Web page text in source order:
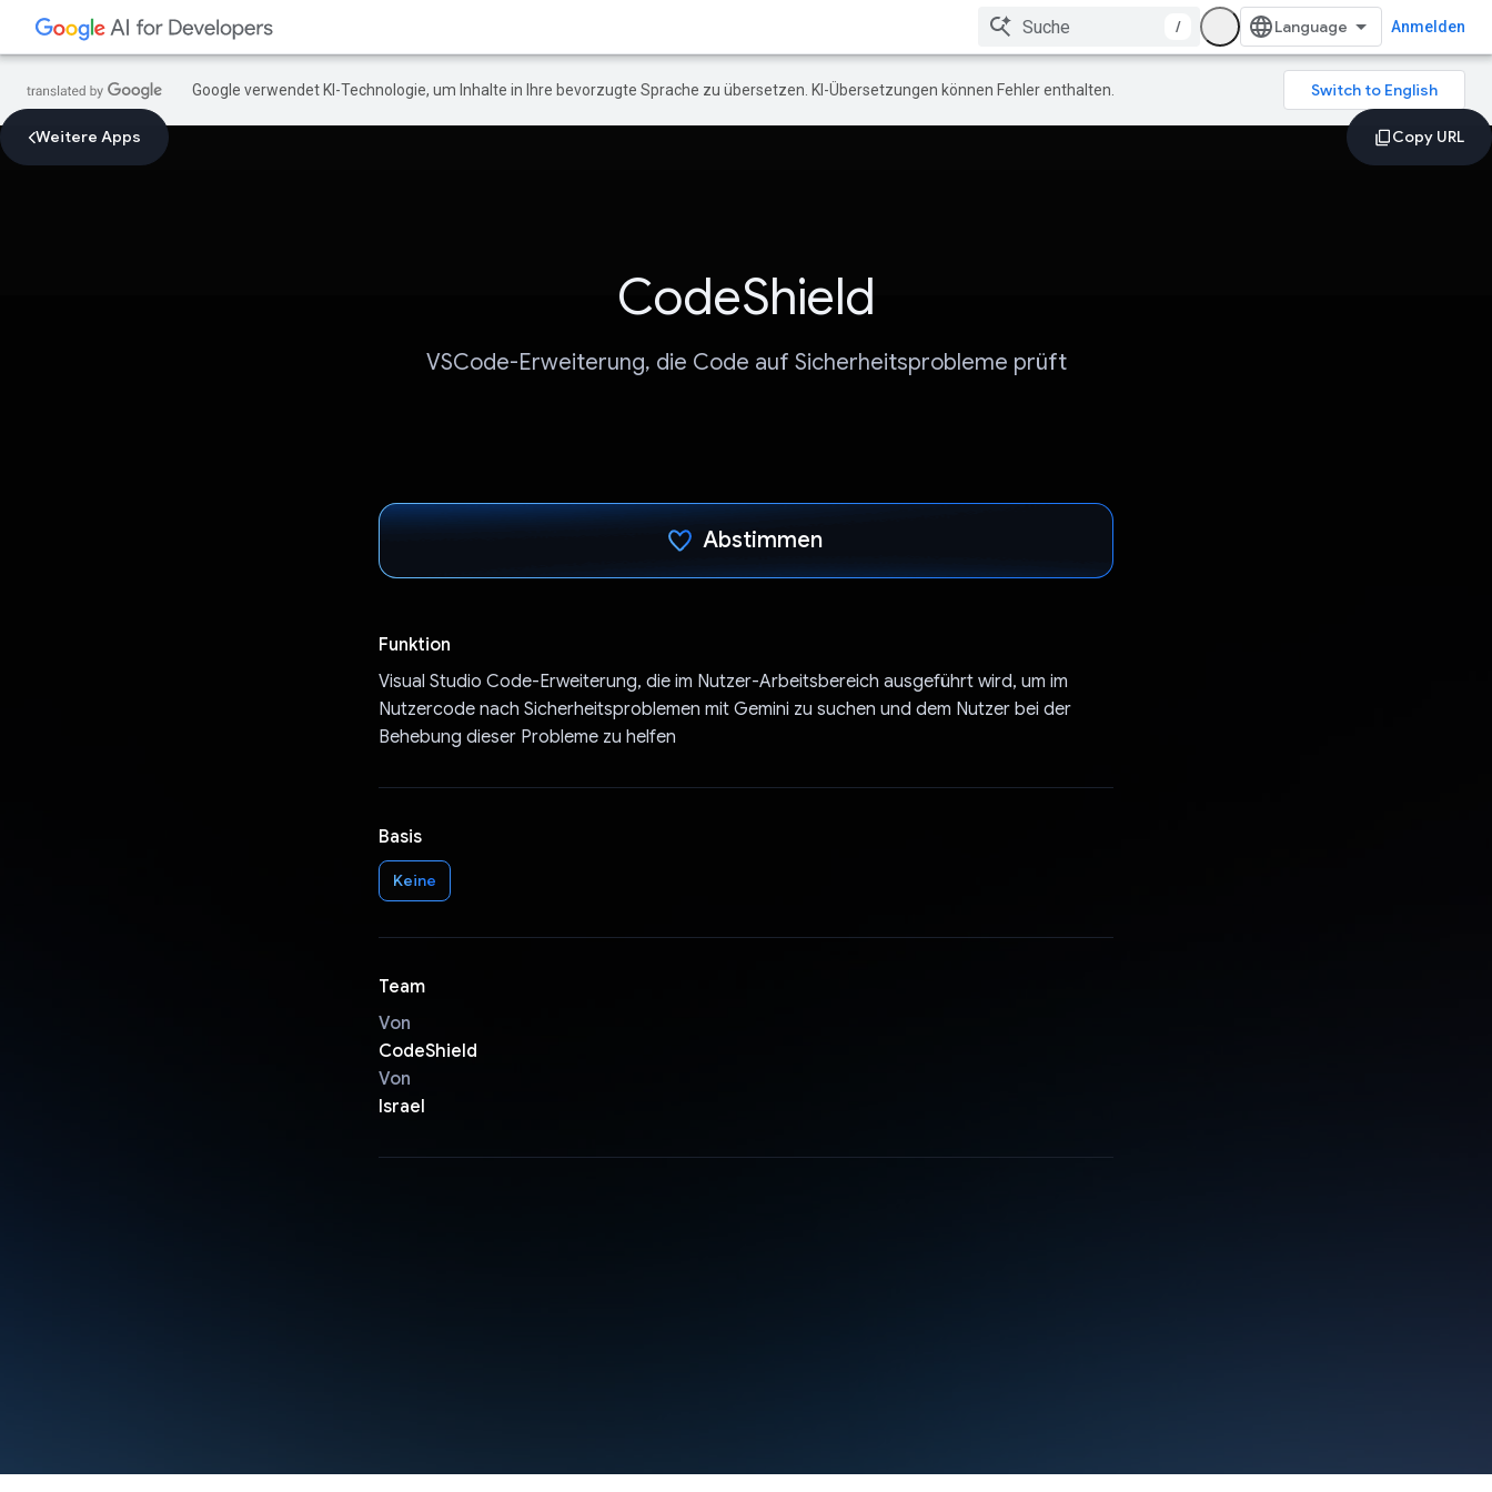
/ Anmelden
Google verwendet KI-Technologie, um Inhalte in Ihre bevorzugte Sprache zu übersetzen. KI-Übersetzungen können Fehler enthalten.
Weitere Apps
CodeShield
VSCode-Erweiterung, die Code auf Sicherheitsprobleme prüft
Abstimmen
Funktion
Visual Studio Code-Erweiterung, die im Nutzer-Arbeitsbereich ausgeführt wird, um im
Nutzercode nach Sicherheitsproblemen mit Gemini zu suchen und dem Nutzer bei der
Behebung dieser Probleme zu helfen
Basis
Keine
Team
Von
CodeShield
Von
Israel